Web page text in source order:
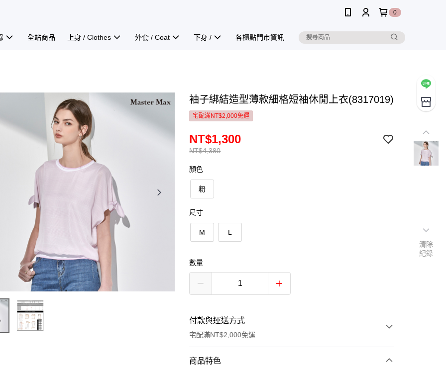
0
全站商品 上身 / Clothes 外套 / Coat 下身 / 各櫃點門市資訊
袖子綁結造型薄款細格短袖休閒上衣(8317019)
宅配滿NT$2,000免運
NT$4,380
NT$1,300
顏色
粉
尺寸
M L
數量
付款與運送方式
宅配滿NT$2,000免運
付款方式
商品特色
清除
紀錄